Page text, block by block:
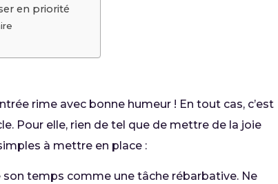
en priorité
rime avec bonne humeur ! En tout cas, c’est
Pour elle, rien de tel que de mettre de la joie
à mettre en place :
temps comme une tâche rébarbative. Ne